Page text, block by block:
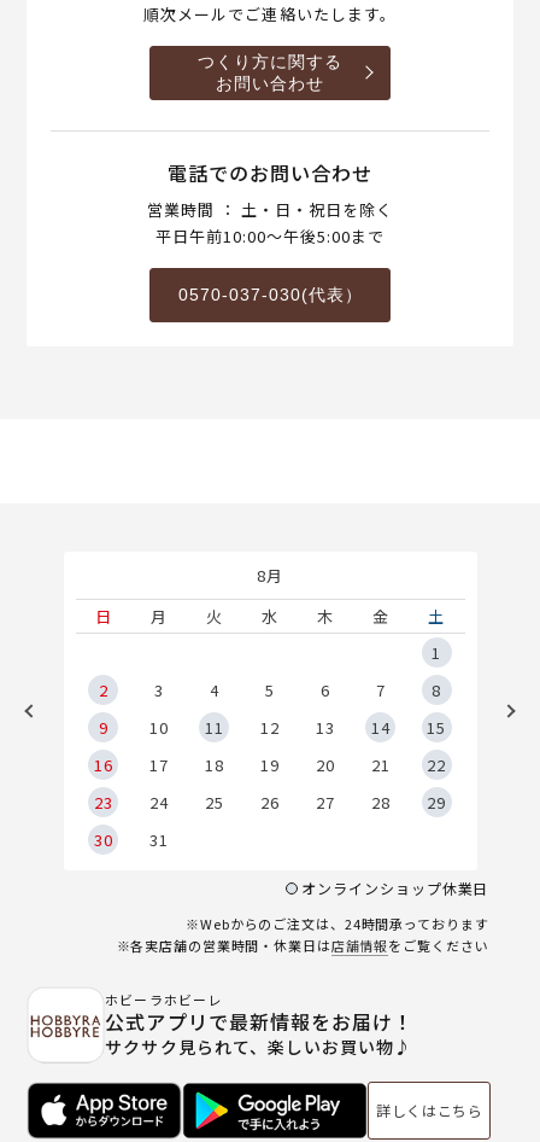
順次メールでご連絡いたします。
つくり方に関する
お問い合わせ
電話でのお問い合わせ
営業時間 ： 土・日・祝日を除く
平日午前10:00～午後5:00まで
0570-037-030(代表）
8月
日
月 火 水 木 金
土
1
2
3 4 5 6 7
8
9
10 11 12 13 14
15
16
17 18 19 20 21
22
23
24 25 26 27 28
29
30
31
オンラインショップ休業日
※Webからのご注文は、24時間承っております
※各実店舗の営業時間・休業日は店舗情報をご覧ください
ホビーラホビーレ
公式アプリで最新情報をお届け！
サクサク見られて、楽しいお買い物♪
詳しくはこちら